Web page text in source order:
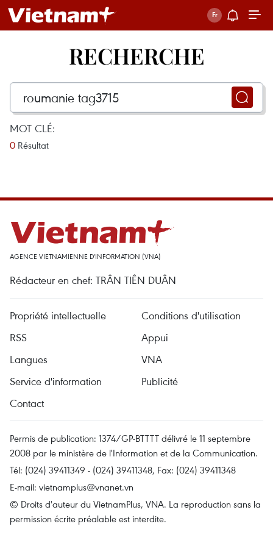
RECHERCHE
MOT CLÉ:
0 Résultat
AGENCE VIETNAMIENNE D'INFORMATION (VNA)
Rédacteur en chef: TRÂN TIÊN DUÂN
Propriété intellectuelle
Conditions d'utilisation
RSS
Appui
Langues
VNA
Service d'information
Publicité
Contact
Permis de publication: 1374/GP-BTTTT délivré le 11 septembre
2008 par le ministère de l'Information et de la Communication.
Tél: (024) 39411349 - (024) 39411348, Fax: (024) 39411348
E-mail: vietnamplus@vnanet.vn
© Droits d'auteur du VietnamPlus, VNA. La reproduction sans la
permission écrite préalable est interdite.